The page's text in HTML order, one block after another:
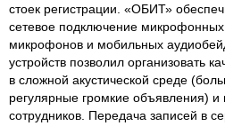
стоек регистрации. «ОБИТ»
сетевое подключение
микрофонов и мобильных
устройств позволил организовать
в сложной акустической среде
регулярные громкие объявления)
сотрудников. Передача записей в